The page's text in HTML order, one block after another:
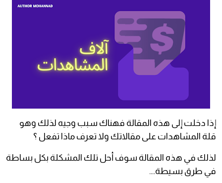
إذا دخلت إلى هذه المقالة فهناك سبب وجيه لذلك وهو
قلة المشاهدات على مقالاتك ولا تعرف ماذا تفعل ؟
لذلك في هذه المقالة سوف أحل تلك المشكلة بكل بساطة
في طرق بسيطة....